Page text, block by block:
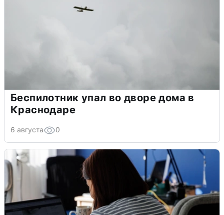
Беспилотник упал во дворе дома в
Краснодаре
6 августа 0